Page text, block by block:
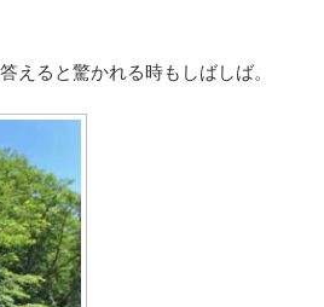
えると驚かれる時もしばしば。